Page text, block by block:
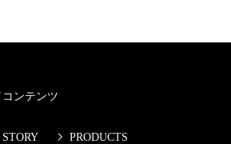
コンテンツ
PRODUCTS